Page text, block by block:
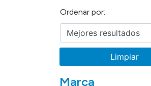
Ordenar por:
Limpiar
Marca